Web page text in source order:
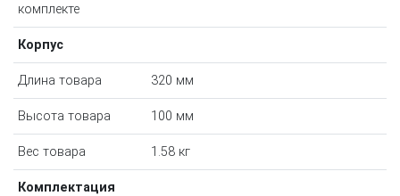
комплекте
Корпус
Длина товара 320 мм
Высота товара 100 мм
Вес товара 1.58 кг
Комплектация